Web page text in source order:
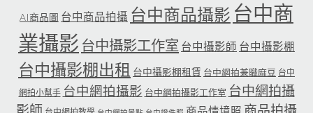
AI商品圖 台中商品拍攝 台中商品攝影 台中商
業攝影 台中攝影工作室 台中攝影師 台中攝影棚
台中攝影棚出租 台中攝影棚租賃 台中網拍兼職麻豆 台中
網拍小幫手 台中網拍攝影 台中網拍攝影工作室 台中網拍攝